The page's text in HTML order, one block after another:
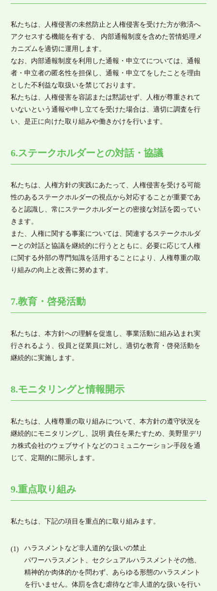
私たちは、人権侵害の未然防止と人権侵害を受けた方が救済へ
アクセスする機能を有する、 内部通報制度を含めた苦情処理メ
カニズムを適切に運用します。
なお、内部通報制度を利用した通報・申立てについては、通報
者・申立者の匿名性を担保し、通報・申立てをしたことを理由
とした不利益な取扱いを禁じております。
私たちは、人権侵害を容認または黙認せず、人権が尊重されて
いないという通報や申し立てを受けた場合は、適切に調査を行
い、是正に向けた取り組みや働きかけを行います。
6.ステークホルダーとの対話・協議
私たちは、人権方針の実践にあたって、人権侵害を受ける可能
性のあるステークホルダーの視点から対応することが重要であ
ると認識し、常にステークホルダーとの密接な対話を図ってい
きます。
また、人権に関する事案については、関連するステークホルダ
ーとの対話と協議を継続的に行うとともに、必要に応じて人権
に関する外部の専門知識を活用することにより、人権尊重の取
り組みの向上と改善に努めます。
7.教育・啓発活動
私たちは、本方針への理解を促進し、事業活動に組み込まれ実
行されるよう、役員と従業員に対し、適切な教育・啓発活動を
継続的に実施します。
8.モニタリングと情報開示
私たちは、人権尊重の取り組みについて、本方針の遵守状況を
継続的にモニタリングし、説明 責任を果たすため、美野里デリ
カ株式会社のウェブサイトなどのコミュニケーション手段を通
じて、定期的に開示します。
9.重点取り組み
私たちは、下記の項目を重点的に取り組みます。
ハラスメントなど非人道的な扱いの禁止
パワーハラスメント、セクシュアルハラスメントその他、
精神的か肉体的かを問わず、あらゆる形態のハラスメント
を行いません。体罰を含む虐待など非人道的な扱いを行い